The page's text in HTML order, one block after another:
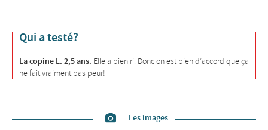
Qui a testé?
La copine L. 2,5 ans. Elle a bien ri. Donc on est bien d’accord que ça
ne fait vraiment pas peur!
Les images